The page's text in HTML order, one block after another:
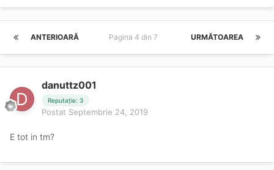
ANTERIOARĂ URMĂTOAREA
Pagina 4 din 7
danuttz001
Reputație: 3
Postat Septembrie 24, 2019
E tot in tm?